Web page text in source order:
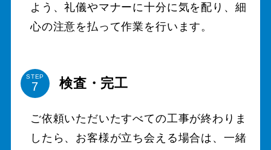
よう、礼儀やマナーに十分に気を配り、細
心の注意を払って作業を行います。
STEP 検査・完工
ご依頼いただいたすべての工事が終わりま
したら、お客様が立ち会える場合は、一緒